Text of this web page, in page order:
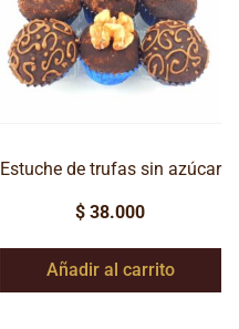
Estuche de trufas sin azúcar
$ 38.000
Añadir al carrito